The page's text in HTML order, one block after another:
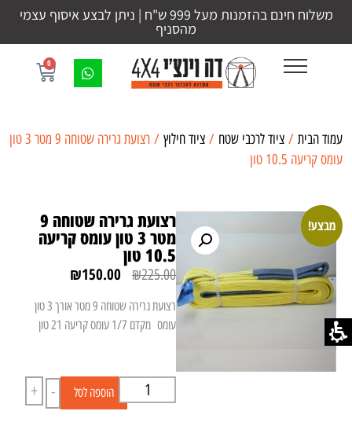
משלוח חינם בהזמנות מעל 999 ש"ח | ניתן לבצע איסוף עצמי
מהסניף
0
עמוד הבית / ציוד לרכבי שטח / ציוד חילוץ
/ רצועת גרירה שטוחה 9 מטר 3 טון
עומס קריעה 10.5 טון
מבצע! רצועת גרירה שטוחה 9
מטר 3 טון עומס קריעה
10.5 טון
₪225.00
₪150.00
רצועת גרירה שטוחה 9 מטר אורך 3 טון
עומס מקדם 1/7 עומס קריעה 21 טון
-
+ הוספה לסל